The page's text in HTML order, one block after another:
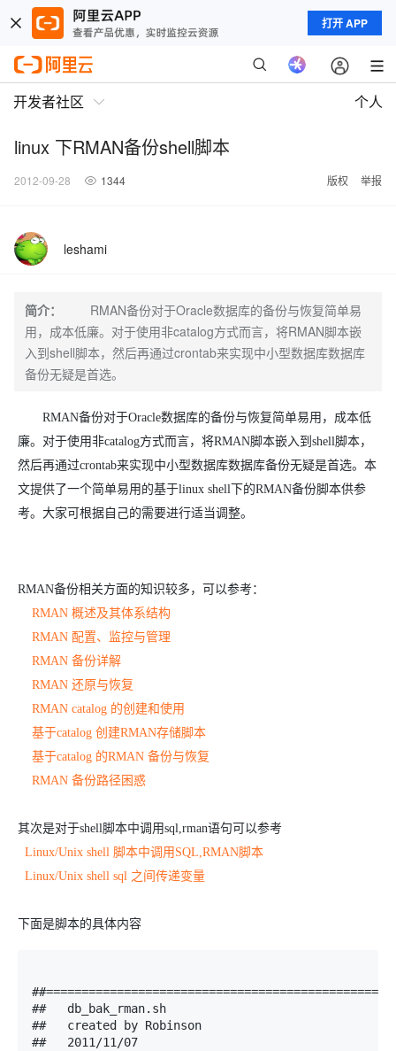
打开 APP
开发者社区 个人
linux 下RMAN备份shell脚本
2012-09-28 1344 版权 举报
leshami
简介：
RMAN备份对于Oracle数据库的备份与恢复简单易
用，成本低廉。对于使用非catalog方式而言，将RMAN脚本嵌
入到shell脚本，然后再通过crontab来实现中小型数据库数据库
备份无疑是首选。
RMAN备份对于Oracle数据库的备份与恢复简单易用，成本低
廉。对于使用非catalog方式而言，将RMAN脚本嵌入到shell脚本，
然后再通过crontab来实现中小型数据库数据库备份无疑是首选。本
文提供了一个简单易用的基于linux shell下的RMAN备份脚本供参
考。大家可根据自己的需要进行适当调整。
RMAN备份相关方面的知识较多，可以参考：
RMAN 概述及其体系结构
RMAN 配置、监控与管理
RMAN 备份详解
RMAN 还原与恢复
RMAN catalog 的创建和使用
基于catalog 创建RMAN存储脚本
基于catalog 的RMAN 备份与恢复
RMAN 备份路径困惑
其次是对于shell脚本中调用sql,rman语句可以参考
Linux/Unix shell 脚本中调用SQL,RMAN脚本
Linux/Unix shell sql 之间传递变量
下面是脚本的具体内容
##   db_bak_rman.sh
##   created by Robinson
##   2011/11/07